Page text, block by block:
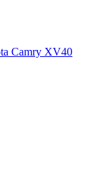
Camry XV40